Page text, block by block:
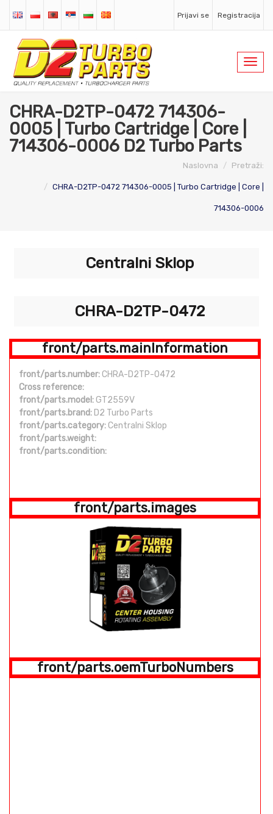
Prijavi se Registracija
CHRA-D2TP-0472 714306-
0005 | Turbo Cartridge | Core |
714306-0006 D2 Turbo Parts
Naslovna Pretraži:
CHRA-D2TP-0472 714306-0005 | Turbo Cartridge | Core |
714306-0006
Centralni Sklop
CHRA-D2TP-0472
front/parts.mainInformation
front/parts.number: CHRA-D2TP-0472
Cross reference:
front/parts.model: GT2559V
front/parts.brand: D2 Turbo Parts
front/parts.category: Centralni Sklop
front/parts.weight:
front/parts.condition:
front/parts.images
front/parts.oemTurboNumbers